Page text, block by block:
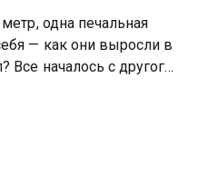
одна печальная
— как они выросли в
Все началось с другого
посвятил
«Горький fest».
Антона — и родилась
мечты, шутками на